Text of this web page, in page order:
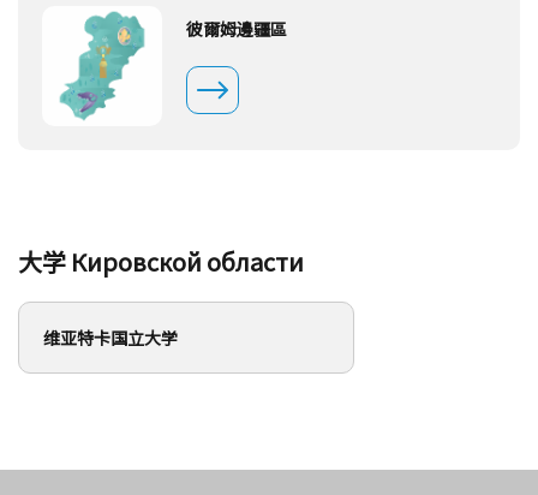
彼爾姆邊疆區
大学 Кировской области
维亚特卡国立大学